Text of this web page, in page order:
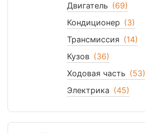
Двигатель (69)
Кондиционер (3)
Трансмиссия (14)
Кузов (36)
Ходовая часть (53)
Электрика (45)